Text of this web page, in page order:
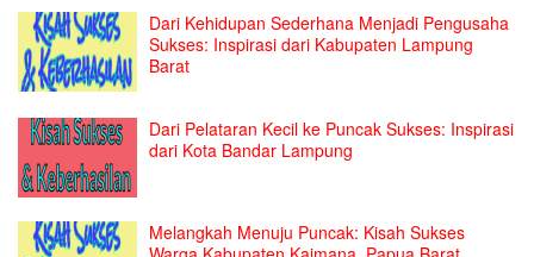
Dari Kehidupan Sederhana Menjadi Pengusaha
Sukses: Inspirasi dari Kabupaten Lampung
Barat
Dari Pelataran Kecil ke Puncak Sukses: Inspirasi
dari Kota Bandar Lampung
Melangkah Menuju Puncak: Kisah Sukses